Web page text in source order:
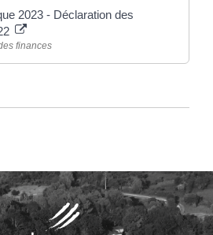
2023 - Déclaration des
finances